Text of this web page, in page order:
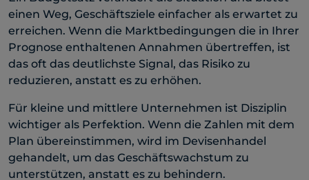
einen Weg, Geschäftsziele einfacher als erwartet zu
erreichen. Wenn die Marktbedingungen die in Ihrer
Prognose enthaltenen Annahmen übertreffen, ist
das oft das deutlichste Signal, das Risiko zu
reduzieren, anstatt es zu erhöhen.
Für kleine und mittlere Unternehmen ist Disziplin
wichtiger als Perfektion. Wenn die Zahlen mit dem
Plan übereinstimmen, wird im Devisenhandel
gehandelt, um das Geschäftswachstum zu
unterstützen, anstatt es zu behindern.